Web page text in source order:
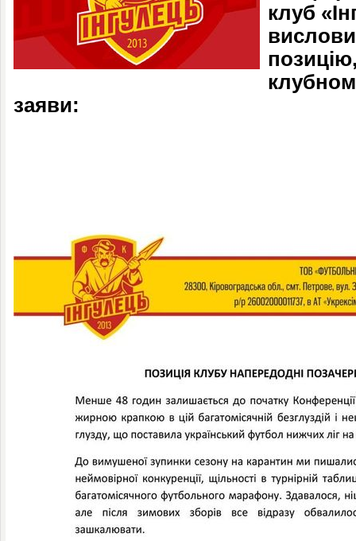
клуб
заяви: